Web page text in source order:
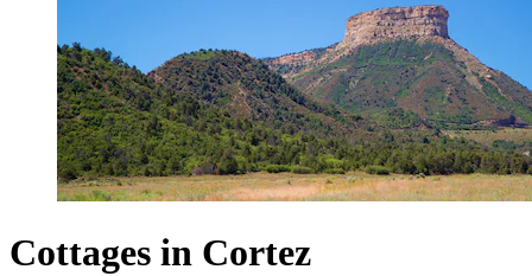
Cottages in Cortez